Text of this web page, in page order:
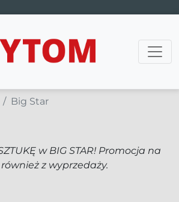
Big Star
w BIG STAR! Promocja na
z wyprzedaży.